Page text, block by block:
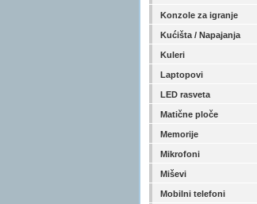
Konzole za igranje
Kućišta / Napajanja
Kuleri
Laptopovi
LED rasveta
Matične ploče
Memorije
Mikrofoni
Miševi
Mobilni telefoni